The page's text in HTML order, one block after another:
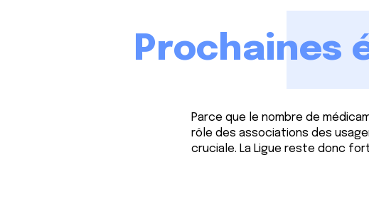
Prochaines
Parce que le nombre de
rôle des associations des
cruciale. La Ligue reste donc